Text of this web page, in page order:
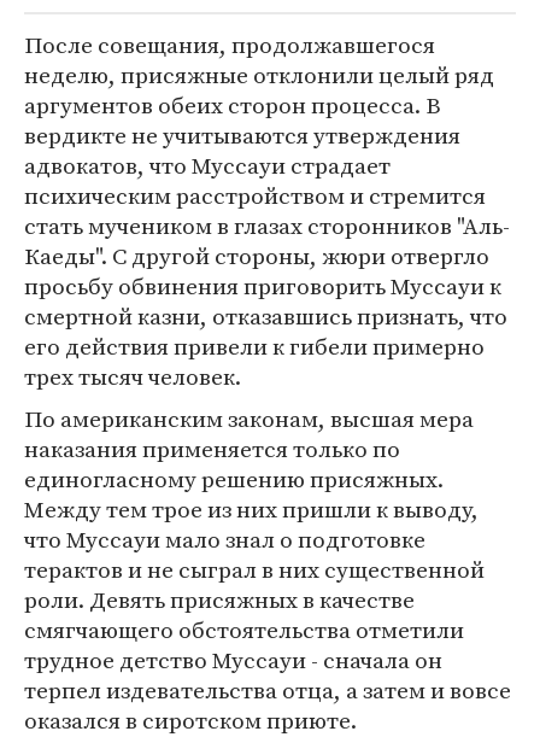
После совещания, продолжавшегося
неделю, присяжные отклонили целый ряд
аргументов обеих сторон процесса. В
вердикте не учитываются утверждения
адвокатов, что Муссауи страдает
психическим расстройством и стремится
стать мучеником в глазах сторонников "Аль-
Каеды". С другой стороны, жюри отвергло
просьбу обвинения приговорить Муссауи к
смертной казни, отказавшись признать, что
его действия привели к гибели примерно
трех тысяч человек.
По американским законам, высшая мера
наказания применяется только по
единогласному решению присяжных.
Между тем трое из них пришли к выводу,
что Муссауи мало знал о подготовке
терактов и не сыграл в них существенной
роли. Девять присяжных в качестве
смягчающего обстоятельства отметили
трудное детство Муссауи - сначала он
терпел издевательства отца, а затем и вовсе
оказался в сиротском приюте.